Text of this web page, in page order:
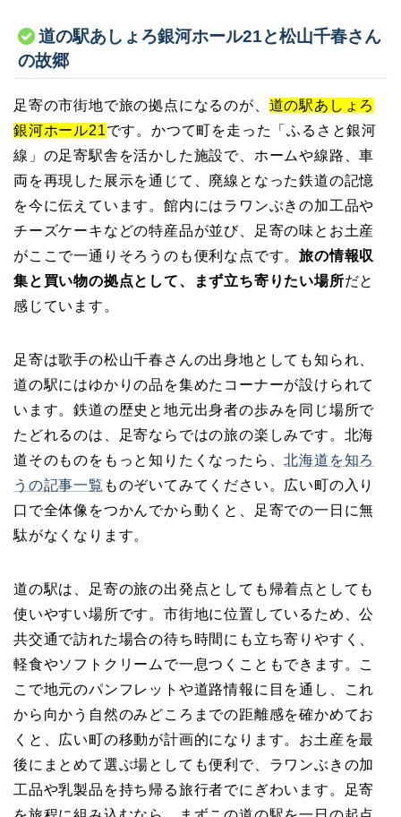
道の駅あしょろ銀河ホール21と松山千春さん
の故郷
足寄の市街地で旅の拠点になるのが、 道の駅あしょろ
銀河ホール21です。かつて町を走った「ふるさと銀河
線」の足寄駅舎を活かした施設で、ホームや線路、車
両を再現した展示を通じて、廃線となった鉄道の記憶
を今に伝えています。館内にはラワンぶきの加工品や
チーズケーキなどの特産品が並び、足寄の味とお土産
がここで一通りそろうのも便利な点です。旅の情報収
集と買い物の拠点として、まず立ち寄りたい場所だと
感じています。
足寄は歌手の松山千春さんの出身地としても知られ、
道の駅にはゆかりの品を集めたコーナーが設けられて
います。鉄道の歴史と地元出身者の歩みを同じ場所で
たどれるのは、足寄ならではの旅の楽しみです。北海
道そのものをもっと知りたくなったら、北海道を知ろ
うの記事一覧 ものぞいてみてください。広い町の入り
口で全体像をつかんでから動くと、足寄での一日に無
駄がなくなります。
道の駅は、足寄の旅の出発点としても帰着点としても
使いやすい場所です。市街地に位置しているため、公
共交通で訪れた場合の待ち時間にも立ち寄りやすく、
軽食やソフトクリームで一息つくこともできます。こ
こで地元のパンフレットや道路情報に目を通し、これ
から向かう自然のみどころまでの距離感を確かめてお
くと、広い町の移動が計画的になります。お土産を最
後にまとめて選ぶ場としても便利で、ラワンぶきの加
工品や乳製品を持ち帰る旅行者でにぎわいます。足寄